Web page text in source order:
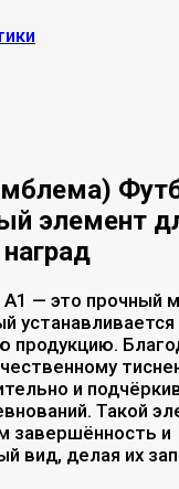
элемент
— это прочный
устанавливается
продукцию.
и
Такой
завершённость и
вид, делая их